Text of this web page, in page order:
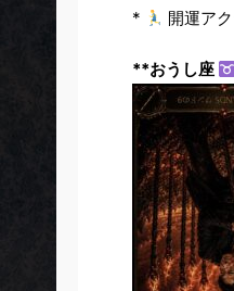
*
開運ア
**おうし座